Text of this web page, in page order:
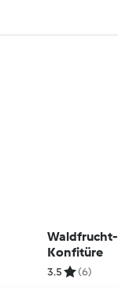
Waldfrucht-
Konfitüre
3.5 (6)